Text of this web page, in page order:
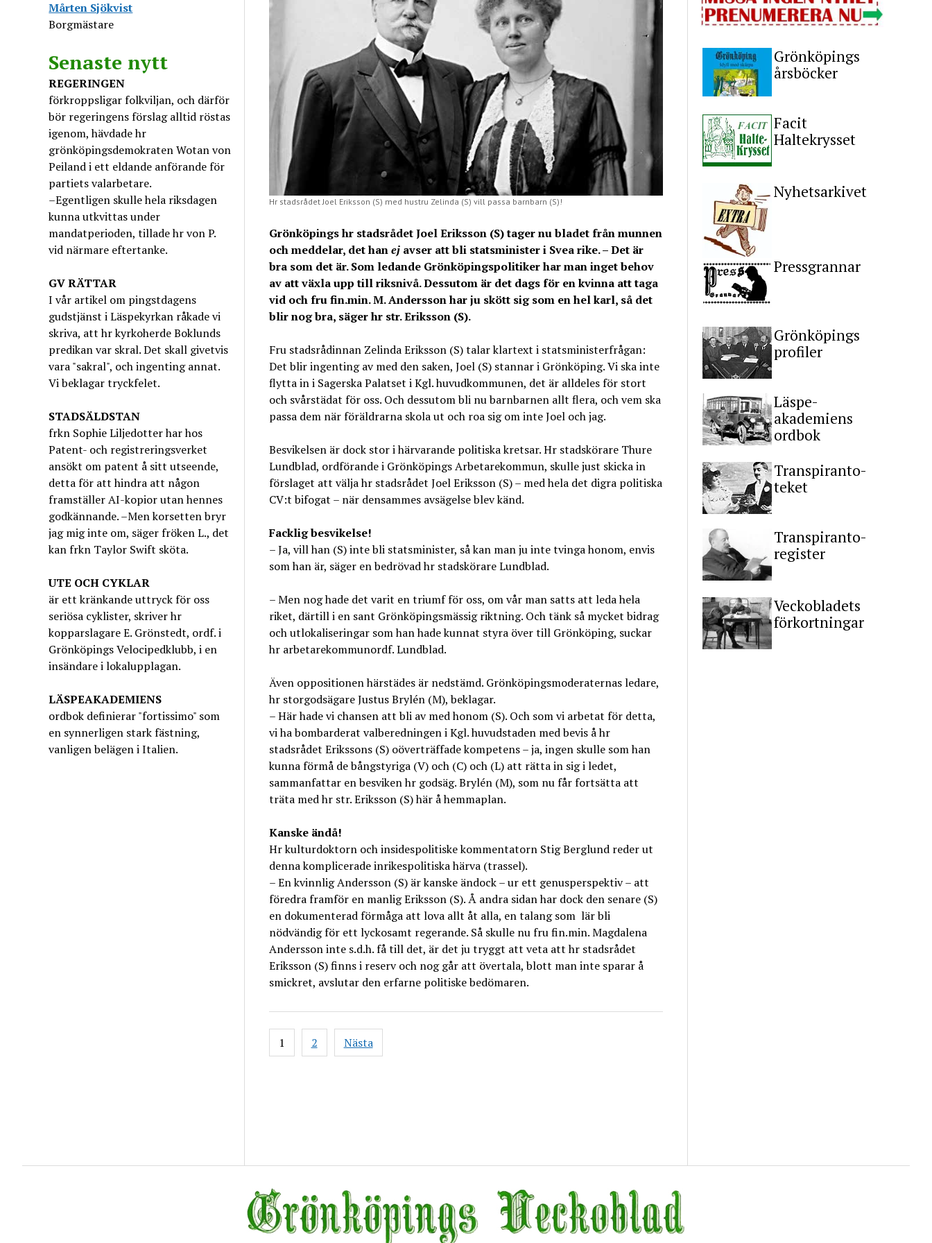
Mårten Sjökvist
Borgmästare
Senaste nytt
REGERINGEN
förkroppsligar folkviljan, och därför
bör regeringens förslag alltid röstas
igenom, hävdade hr
grönköpingsdemokraten Wotan von
Peiland i ett eldande anförande för
partiets valarbetare.
–Egentligen skulle hela riksdagen
kunna utkvittas under
mandatperioden, tillade hr von P.
vid närmare eftertanke.
GVRÄTTAR
I vår artikel om pingstdagens
gudstjänst i Läspekyrkan råkade vi
skriva, att hr kyrkoherde Boklunds
predikan var skral. Det skall givetvis
vara "sakral", och ingenting annat.
Vi beklagar tryckfelet.
STADSÄLDSTAN
frkn Sophie Liljedotter har hos
Patent- och registreringsverket
ansökt om patent å sitt utseende,
detta för att hindra att någon
framställer AI-kopior utan hennes
godkännande. –Men korsetten bryr
jag mig inte om, säger fröken L., det
kan frkn Taylor Swift sköta.
UTE OCH CYKLAR
är ett kränkande uttryck för oss
seriösa cyklister, skriver hr
kopparslagare E. Grönstedt, ordf. i
Grönköpings Velocipedklubb, i en
insändare i lokalupplagan.
LÄSPEAKADEMIENS
ordbok definierar "fortissimo" som
en synnerligen stark fästning,
vanligen belägen i Italien.
Hr stadsrådet Joel Eriksson (S) med hustru Zelinda (S) vill passa barnbarn (S)!
Grönköpings hr stadsrådet Joel Eriksson (S) tager nu bladet från munnen
och meddelar, det hanej avser att bli statsminister i Svea rike. – Det är
bra som det är. Som ledande Grönköpingspolitiker har man inget behov
av att växla upp till riksnivå. Dessutom är det dags för en kvinna att taga
vid och fru fin.min. M. Andersson har ju skött sig som en hel karl, så det
blir nog bra, säger hr str. Eriksson (S).
Fru stadsrådinnan Zelinda Eriksson (S) talar klartext i statsministerfrågan:
Det blir ingenting av med den saken, Joel (S) stannar i Grönköping. Vi ska inte
flytta in i Sagerska Palatset i Kgl. huvudkommunen, det är alldeles för stort
och svårstädat för oss. Och dessutom bli nu barnbarnen allt flera, och vem ska
passa dem när föräldrarna skola ut och roa sig om inte Joel och jag.
Besvikelsen är dock stor i härvarande politiska kretsar. Hr stadskörare Thure
Lundblad, ordförande i Grönköpings Arbetarekommun, skulle just skicka in
förslaget att välja hr stadsrådet Joel Eriksson (S) – med hela det digra politiska
CV:t bifogat – när densammes avsägelse blev känd.
Facklig besvikelse!
– Ja, vill han (S) inte bli statsminister, så kan man ju inte tvinga honom, envis
som han är, säger en bedrövad hr stadskörare Lundblad.
– Men nog hade det varit en triumf för oss, om vår man satts att leda hela
riket, därtill i en sant Grönköpingsmässig riktning. Och tänk så mycket bidrag
och utlokaliseringar som han hade kunnat styra över till Grönköping, suckar
hr arbetarekommunordf. Lundblad.
Även oppositionen härstädes är nedstämd. Grönköpingsmoderaternas ledare,
hr storgodsägare Justus Brylén (M), beklagar.
– Här hade vi chansen att bli av med honom (S). Och som vi arbetat för detta,
vi ha bombarderat valberedningen i Kgl. huvudstaden med bevis å hr
stadsrådet Erikssons (S) oöverträffade kompetens – ja, ingen skulle som han
kunna förmå de bångstyriga (V) och (C) och (L) att rätta in sig i ledet,
sammanfattar en besviken hr godsäg. Brylén (M), som nu får fortsätta att
träta med hr str. Eriksson (S) här å hemmaplan.
Kanske ändå!
Hr kulturdoktorn och insidespolitiske kommentatorn Stig Berglund reder ut
denna komplicerade inrikespolitiska härva (trassel).
– En kvinnlig Andersson (S) är kanske ändock – ur ett genusperspektiv – att
föredra framför en manlig Eriksson (S). Å andra sidan har dock den senare (S)
en dokumenterad förmåga att lova allt åt alla, en talang som lär bli
nödvändig för ett lyckosamt regerande. Så skulle nu fru fin.min. Magdalena
Andersson inte s.d.h. få till det, är det ju tryggt att veta att hr stadsrådet
Eriksson (S) finns i reserv och nog går att övertala, blott man inte sparar å
smickret, avslutar den erfarne politiske bedömaren.
Inläggsnavigering
1 2 Nästa
Grönköpings
årsböcker
Facit
Haltekrysset
Nyhetsarkivet
Pressgrannar
Grönköpings
profiler
Läspe-
akademiens
ordbok
Transpiranto-
teket
Transpiranto-
register
Veckobladets
förkortningar